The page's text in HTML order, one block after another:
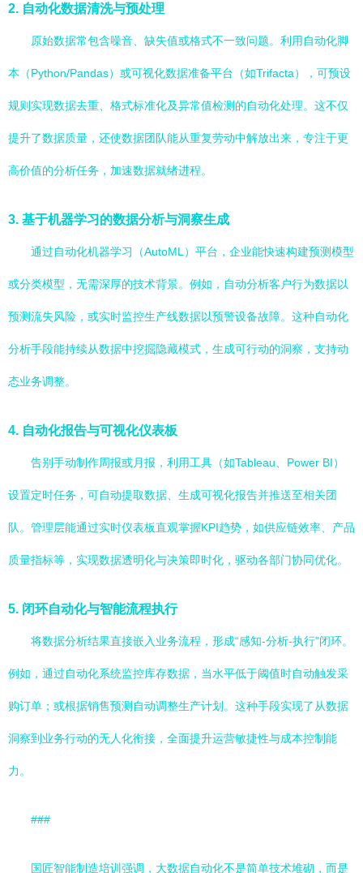
2. 自动化数据清洗与预处理
原始数据常包含噪音、缺失值或格式不一致问题。利用自动化脚
本（Python/Pandas）或可视化数据准备平台（如Trifacta），可预设
规则实现数据去重、格式标准化及异常值检测的自动化处理。这不仅
提升了数据质量，还使数据团队能从重复劳动中解放出来，专注于更
高价值的分析任务，加速数据就绪进程。
3. 基于机器学习的数据分析与洞察生成
通过自动化机器学习（AutoML）平台，企业能快速构建预测模型
或分类模型，无需深厚的技术背景。例如，自动分析客户行为数据以
预测流失风险，或实时监控生产线数据以预警设备故障。这种自动化
分析手段能持续从数据中挖掘隐藏模式，生成可行动的洞察，支持动
态业务调整。
4. 自动化报告与可视化仪表板
告别手动制作周报或月报，利用工具（如Tableau、Power BI）
设置定时任务，可自动提取数据、生成可视化报告并推送至相关团
队。管理层能通过实时仪表板直观掌握KPI趋势，如供应链效率、产品
质量指标等，实现数据透明化与决策即时化，驱动各部门协同优化。
5. 闭环自动化与智能流程执行
将数据分析结果直接嵌入业务流程，形成“感知-分析-执行”闭环。
例如，通过自动化系统监控库存数据，当水平低于阈值时自动触发采
购订单；或根据销售预测自动调整生产计划。这种手段实现了从数据
洞察到业务行动的无人化衔接，全面提升运营敏捷性与成本控制能
力。
###
国匠智能制造培训强调，大数据自动化不是简单技术堆砌，而是